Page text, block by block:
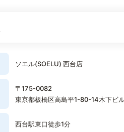
ソエル(SOELU) 西台店
〒175-0082
東京都板橋区高島平1-80-14木下ビ
西台駅東口徒歩1分